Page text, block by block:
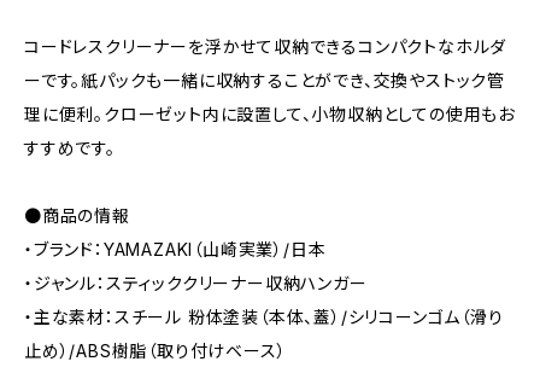
コードレスクリーナーを浮かせて収納できるコンパクトなホルダ
ーです。紙パックも一緒に収納することができ、交換やストック管
理に便利。クローゼット内に設置して、小物収納としての使用もお
すすめです。
●商品の情報
・ブランド：YAMAZAKI（山崎実業）/日本
・ジャンル：スティッククリーナー収納ハンガー
・主な素材：スチール 粉体塗装（本体、蓋）/シリコーンゴム（滑り
止め）/ABS樹脂（取り付けベース）